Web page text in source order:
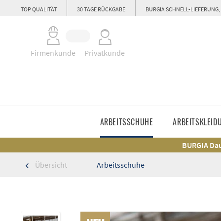
TOP QUALITÄT 30 TAGE RÜCKGABE BURGIA SCHNELL-
Firmenkunde Privatkunde
ARBEITSSCHUHE
BURGIA
Übersicht
Arbeitsschuhe